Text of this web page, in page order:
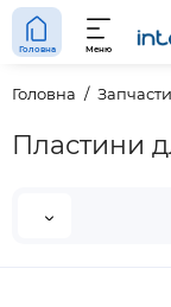
Головна Меню
Головна
Пластини